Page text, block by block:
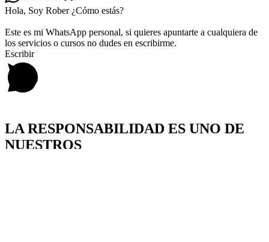
Hola, Soy Rober ¿Cómo estás?
Este es mi WhatsApp personal, si quieres apuntarte a cualquiera de
los servicios o cursos no dudes en escribirme.
Escribir
LA RESPONSABILIDAD ES UNO DE
NUESTROS